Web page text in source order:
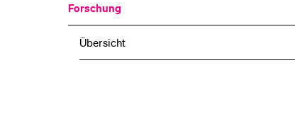
Forschung
Übersicht